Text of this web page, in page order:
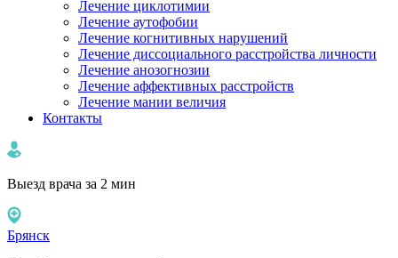
Лечение циклотимии
Лечение аутофобии
Лечение когнитивных нарушений
Лечение диссоциального расстройства личности
Лечение анозогнозии
Лечение аффективных расстройств
Лечение мании величия
Контакты
Выезд врача за 2 мин
Брянск